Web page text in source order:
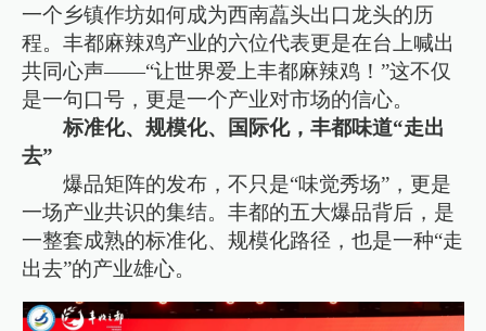
一个乡镇作坊如何成为西南藠头出口龙头的历
程。丰都麻辣鸡产业的六位代表更是在台上喊出
共同心声——“让世界爱上丰都麻辣鸡！”这不仅
是一句口号，更是一个产业对市场的信心。
标准化、规模化、国际化，丰都味道“走出
去”
爆品矩阵的发布，不只是“味觉秀场”，更是
一场产业共识的集结。丰都的五大爆品背后，是
一整套成熟的标准化、规模化路径，也是一种“走
出去”的产业雄心。